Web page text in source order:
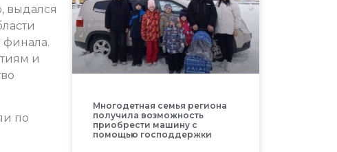
выдался
финала.
и
по
Многодетная семья региона
получила возможность
приобрести машину с
помощью господдержки